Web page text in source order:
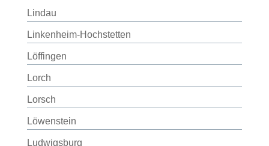
Lindau
Linkenheim-Hochstetten
Löffingen
Lorch
Lorsch
Löwenstein
Ludwigsburg